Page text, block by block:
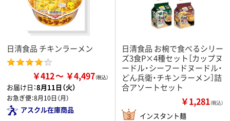
日清食品 チキンラーメン
￥412 ￥4,497
お届け日：8月11日（火）
お急ぎ便：8月10日（月）
アスクル在庫商品
日清食品 お椀で食べるシリー
ズ3食P×4種セット［カップヌ
ードル・シーフードヌードル・
どん兵衛・チキンラーメン］詰
合アソートセット
￥1,281（税込）
インスタント麺